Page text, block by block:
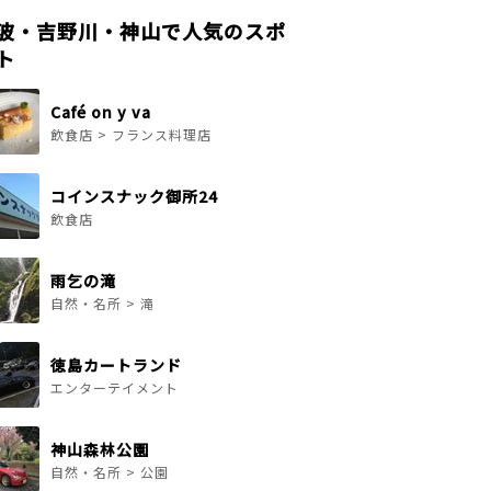
・吉野川・神山で人気のスポ
Café on y va
飲食店 > フランス料理店
コインスナック御所24
飲食店
雨乞の滝
自然・名所 > 滝
徳島カートランド
エンターテイメント
神山森林公園
自然・名所 > 公園